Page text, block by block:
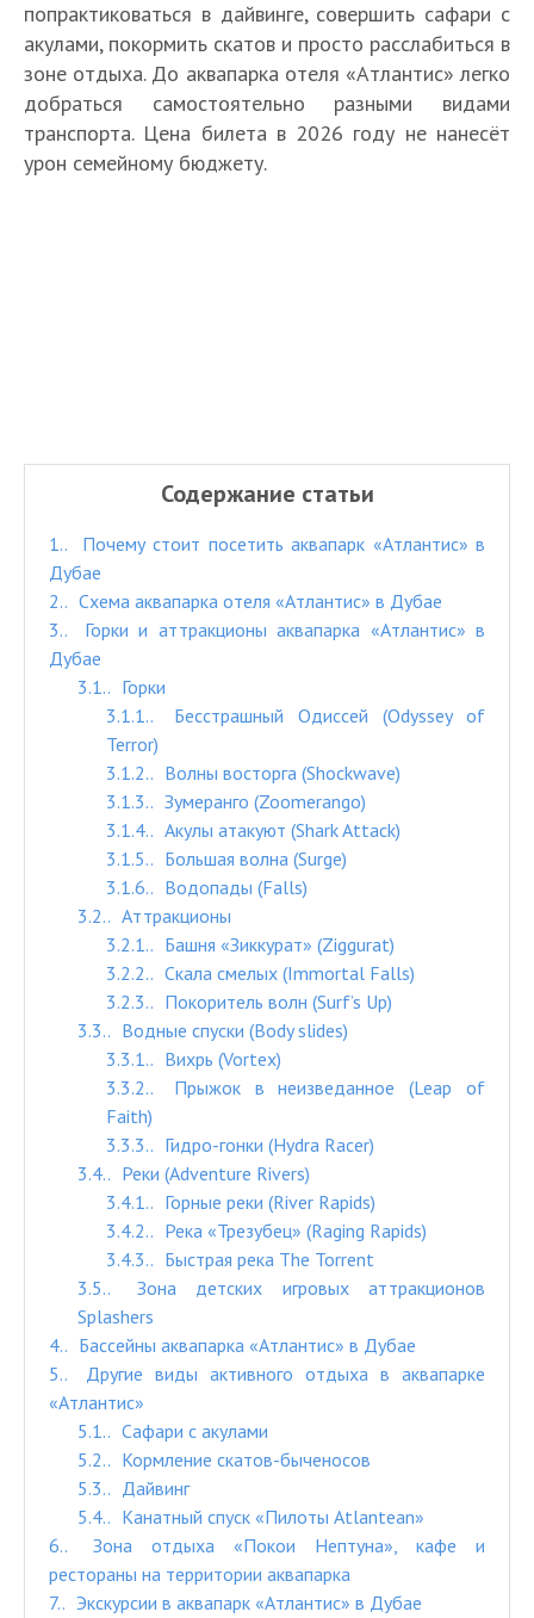
попрактиковаться в дайвинге, совершить сафари с
акулами, покормить скатов и просто расслабиться в
зоне отдыха. До аквапарка отеля «Атлантис» легко
добраться самостоятельно разными видами
транспорта. Цена билета в 2026 году не нанесёт
урон семейному бюджету.
Содержание статьи
1.
Почему стоит посетить аквапарк «Атлантис» в
Дубае
2.
Схема аквапарка отеля «Атлантис» в Дубае
3.
Горки и аттракционы аквапарка «Атлантис» в
Дубае
3.1.
Горки
3.1.1.
Бесстрашный Одиссей (Odyssey of
Terror)
3.1.2.
Волны восторга (Shockwave)
3.1.3.
Зумеранго (Zoomerango)
3.1.4.
Акулы атакуют (Shark Attack)
3.1.5.
Большая волна (Surge)
3.1.6.
Водопады (Falls)
3.2.
Аттракционы
3.2.1.
Башня «Зиккурат» (Ziggurat)
3.2.2.
Скала смелых (Immortal Falls)
3.2.3.
Покоритель волн (Surf’s Up)
3.3.
Водные спуски (Body slides)
3.3.1.
Вихрь (Vortex)
3.3.2.
Прыжок в неизведанное (Leap of
Faith)
3.3.3.
Гидро-гонки (Hydra Racer)
3.4.
Реки (Adventure Rivers)
3.4.1.
Горные реки (River Rapids)
3.4.2.
Река «Трезубец» (Raging Rapids)
3.4.3.
Быстрая река The Torrent
3.5.
Зона детских игровых аттракционов
Splashers
4.
Бассейны аквапарка «Атлантис» в Дубае
5.
Другие виды активного отдыха в аквапарке
«Атлантис»
5.1.
Сафари с акулами
5.2.
Кормление скатов-быченосов
5.3.
Дайвинг
5.4.
Канатный спуск «Пилоты Atlantean»
6.
Зона отдыха «Покои Нептуна», кафе и
рестораны на территории аквапарка
7.
Экскурсии в аквапарк «Атлантис» в Дубае